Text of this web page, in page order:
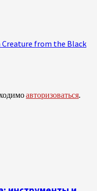
from the Black
авторизоваться